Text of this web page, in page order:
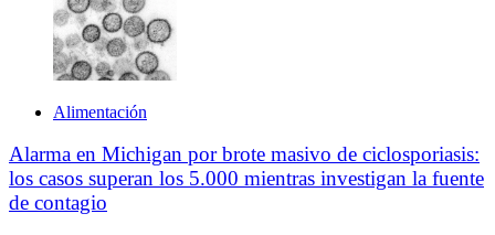
Alimentación
Alarma en Michigan por brote masivo de ciclosporiasis:
los casos superan los 5.000 mientras investigan la fuente
de contagio